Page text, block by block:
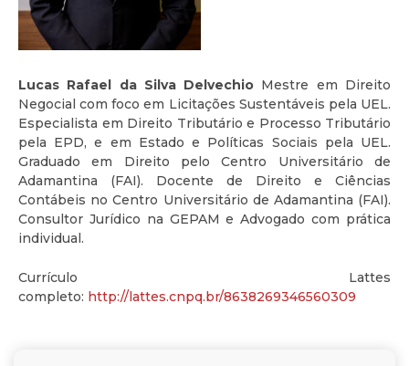
Lucas Rafael da Silva Delvechio Mestre em Direito
Negocial com foco em Licitações Sustentáveis pela UEL.
Especialista em Direito Tributário e Processo Tributário
pela EPD, e em Estado e Políticas Sociais pela UEL.
Graduado em Direito pelo Centro Universitário de
Adamantina (FAI). Docente de Direito e Ciências
Contábeis no Centro Universitário de Adamantina (FAI).
Consultor Jurídico na GEPAM e Advogado com prática
individual.
Currículo Lattes
completo: http://lattes.cnpq.br/8638269346560309